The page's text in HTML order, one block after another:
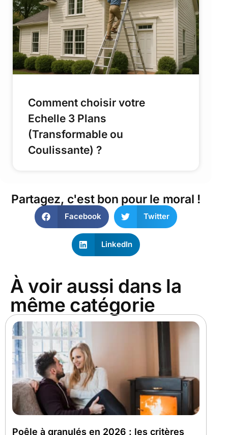
Comment choisir votre
Echelle 3 Plans
(Transformable ou
Coulissante) ?
Partagez, c'est bon pour le moral !
Facebook Twitter
LinkedIn
À voir aussi dans la
même catégorie
Poêle à granulés en 2026 : les critères